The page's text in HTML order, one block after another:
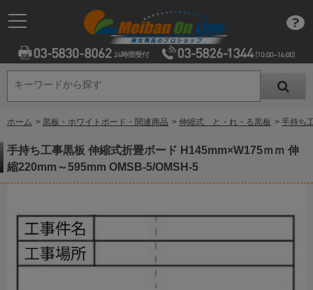
キーワードから探す
キーワードから探す
ホーム > 黒板・ホワイトボード・関連商品 > 伸縮式 と・れ・る黒板 > 手持ち
手持ち工事黒板 伸縮式折畳ボード H145mm×W175ｍｍ 伸
縮220mm～595mm OMSB-5/OMSH-5